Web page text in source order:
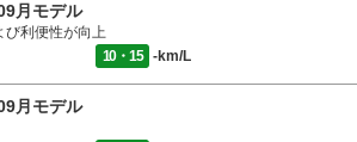
月モデル
び利便性が向上
10・15 -km/L
月モデル